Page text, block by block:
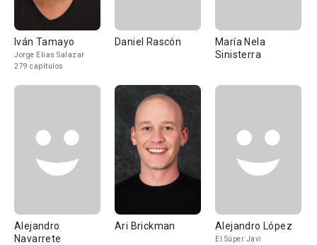
Iván Tamayo
Jorge Elias Salazar
279 capítulos
Daniel Rascón
María Nela
Sinisterra
Alejandro
Navarrete
Ari Brickman Alejandro López
El Súper Javi